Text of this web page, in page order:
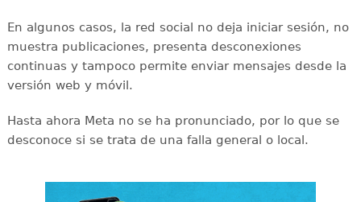
En algunos casos, la red social no deja iniciar sesión, no
muestra publicaciones, presenta desconexiones
continuas y tampoco permite enviar mensajes desde la
versión web y móvil.
Hasta ahora Meta no se ha pronunciado, por lo que se
desconoce si se trata de una falla general o local.